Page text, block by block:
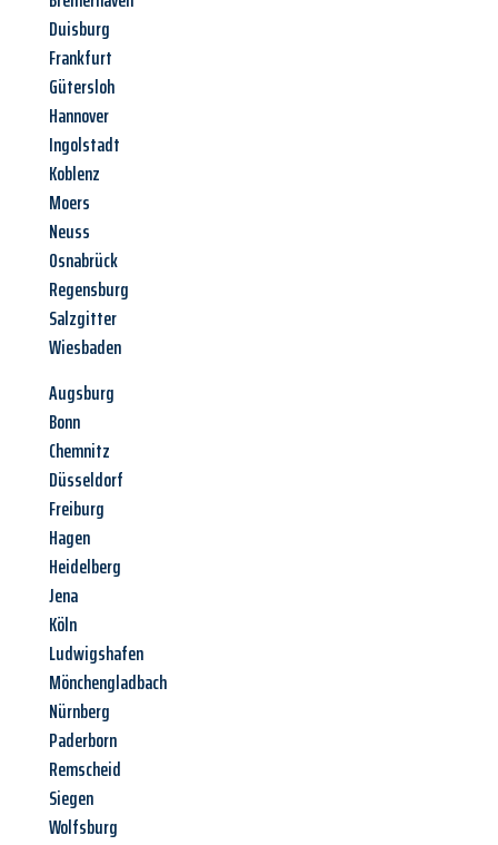
Duisburg
Frankfurt
Gütersloh
Hannover
Ingolstadt
Koblenz
Moers
Neuss
Osnabrück
Regensburg
Salzgitter
Wiesbaden
Augsburg
Bonn
Chemnitz
Düsseldorf
Freiburg
Hagen
Heidelberg
Jena
Köln
Ludwigshafen
Mönchengladbach
Nürnberg
Paderborn
Remscheid
Siegen
Wolfsburg